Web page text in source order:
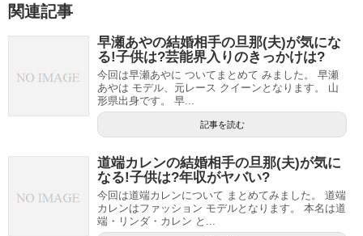
関連記事
早瀬あやの結婚相手の旦那(夫)が気にな
る!子供は?芸能界入りのきっかけは?
今回は早瀬あやに ついてまとめて みました。 早瀬
あやは モデル、元レース クイーンとなります。 山
形県出身です。 早...
記事を読む
道端カレンの結婚相手の旦那(夫)が気に
なる!子供は?年収がヤバい?
今回は道端カレンについて まとめてみました。 道端
カレンはファッション モデルとなります。 本名は道
端・リンダ・カレン と...